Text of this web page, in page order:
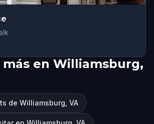
más en Williamsburg,
de Williamsburg, VA